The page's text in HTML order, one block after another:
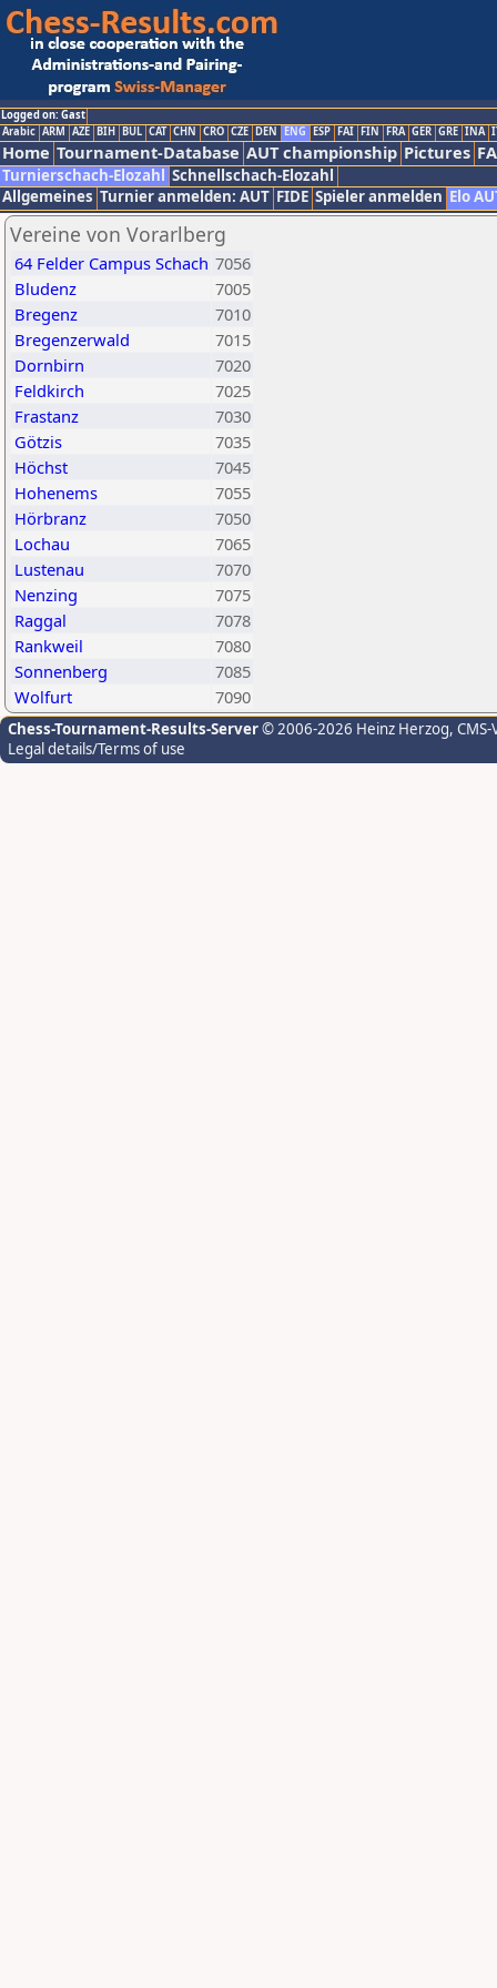
Logged on: Gast
Arabic ARM AZE BIH BUL CAT CHN CRO CZE DEN ENG ESP FAI FIN FRA GER GRE INA
Home Tournament-Database AUT championship Pictures
Turnierschach-Elozahl Schnellschach-Elozahl
Allgemeines Turnier anmelden: AUT FIDE Spieler anmelden Elo
Vereine von Vorarlberg
64 Felder Campus Schach 7056
Bludenz
7005
Bregenz
7010
Bregenzerwald
7015
Dornbirn
7020
Feldkirch
7025
Frastanz
7030
Götzis
7035
Höchst
7045
Hohenems
7055
Hörbranz
7050
Lochau
7065
Lustenau
7070
Nenzing
7075
Raggal
7078
Rankweil
7080
Sonnenberg
7085
Wolfurt
7090
Chess-Tournament-Results-Server© 2006-2026 Heinz Herzog,
Legal details/Terms of use